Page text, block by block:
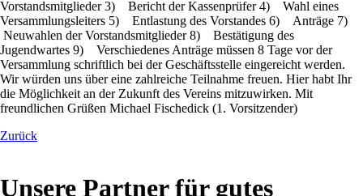
Vorstandsmitglieder 3) Bericht der Kassenprüfer 4) Wahl eines
Versammlungsleiters 5) Entlastung des Vorstandes 6) Anträge 7)
Neuwahlen der Vorstandsmitglieder 8) Bestätigung des
Jugendwartes 9) Verschiedenes Anträge müssen 8 Tage vor der
Versammlung schriftlich bei der Geschäftsstelle eingereicht werden.
Wir würden uns über eine zahlreiche Teilnahme freuen. Hier habt Ihr
die Möglichkeit an der Zukunft des Vereins mitzuwirken. Mit
freundlichen Grüßen Michael Fischedick (1. Vorsitzender)
Zurück
Unsere Partner für gutes